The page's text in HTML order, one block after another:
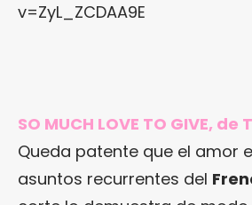
v=ZyL_ZCDAA9E
SO MUCH LOVE TO GIVE, de
Queda patente que el amor
asuntos recurrentes del